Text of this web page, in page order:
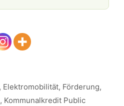
, Elektromobilität, Förderung,
, Kommunalkredit Public